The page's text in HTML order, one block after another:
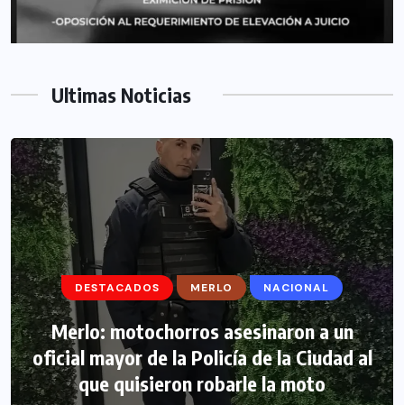
Ultimas Noticias
DESTACADOS MERLO NACIONAL
Merlo: motochorros asesinaron a un
oficial mayor de la Policía de la Ciudad al
que quisieron robarle la moto
DESTACADOS MERLO MORÓN
Morón: se negó a declarar la funcionaria
narco y seguirá detenida camino a
prisión preventiva